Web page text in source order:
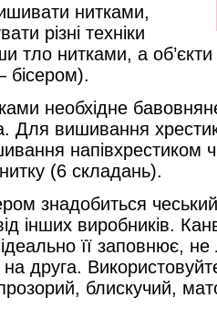
нитками,
різні техніки
тло нитками, а об’єкти
бісером).
необхідне
Для вишивання
напівхрестиком
(6 складань).
знадобиться
інших виробників.
її заповнює,
друга.
блискучий,